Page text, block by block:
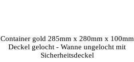
Container gold 285mm x 280mm x 100mm
Deckel gelocht - Wanne ungelocht mit
Sicherheitsdeckel